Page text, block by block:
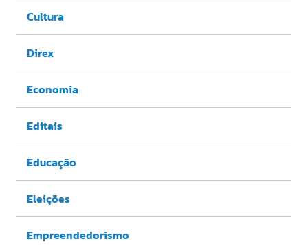
Cultura
Direx
Economia
Editais
Educação
Eleições
Empreendedorismo